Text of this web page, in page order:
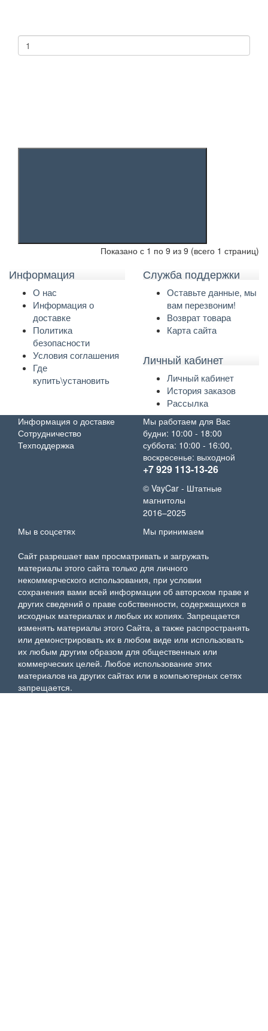
Показано с 1 по 9 из 9 (всего 1 страниц)
Информация
О нас
Информация о
доставке
Политика
безопасности
Условия соглашения
Где
купить\установить
Служба поддержки
Оставьте данные, мы
вам перезвоним!
Возврат товара
Карта сайта
Личный кабинет
Личный кабинет
История заказов
Рассылка
Информация о доставке
Сотрудничество
Техподдержка
Мы работаем для Вас
будни: 10:00 - 18:00
суббота: 10:00 - 16:00,
воскресенье: выходной
+7 929 113-13-26
© VayCar - Штатные
магнитолы
2016–2025
Мы в соцсетях
Мы принимаем
Сайт разрешает вам просматривать и загружать
материалы этого сайта только для личного
некоммерческого использования, при условии
сохранения вами всей информации об авторском праве и
других сведений о праве собственности, содержащихся в
исходных материалах и любых их копиях. Запрещается
изменять материалы этого Сайта, а также распространять
или демонстрировать их в любом виде или использовать
их любым другим образом для общественных или
коммерческих целей. Любое использование этих
материалов на других сайтах или в компьютерных сетях
запрещается.